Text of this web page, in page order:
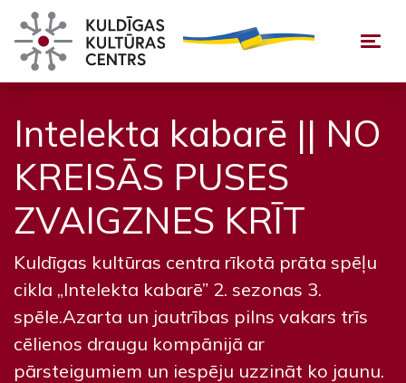
Intelekta kabarē || NO
KREISĀS PUSES
ZVAIGZNES KRĪT
Kuldīgas kultūras centra rīkotā prāta spēļu
cikla „Intelekta kabarē” 2. sezonas 3.
spēle.Azarta un jautrības pilns vakars trīs
cēlienos draugu kompānijā ar
pārsteigumiem un iespēju uzzināt ko jaunu.